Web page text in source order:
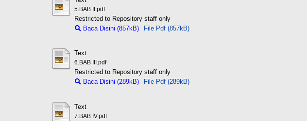
5.BAB II.pdf
Restricted to Repository staff only
Baca Disini (857kB)
File Pdf (857kB)
Text
6.BAB III.pdf
Restricted to Repository staff only
Baca Disini (289kB)
File Pdf (289kB)
Text
7.BAB IV.pdf